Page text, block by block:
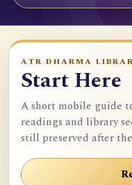
ATR DHARMA
Start Here
A short mobile guide
readings and library
still preserved after